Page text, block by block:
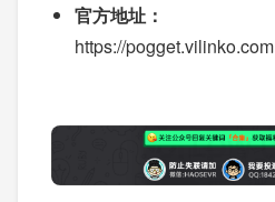
官方地址：
https://pogget.vilinko.com